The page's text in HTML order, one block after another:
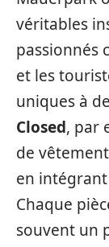
véritables
passionnés
et les
uniques à
Closed, par
de
en
Chaque
souvent un